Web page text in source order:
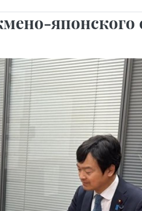
японского